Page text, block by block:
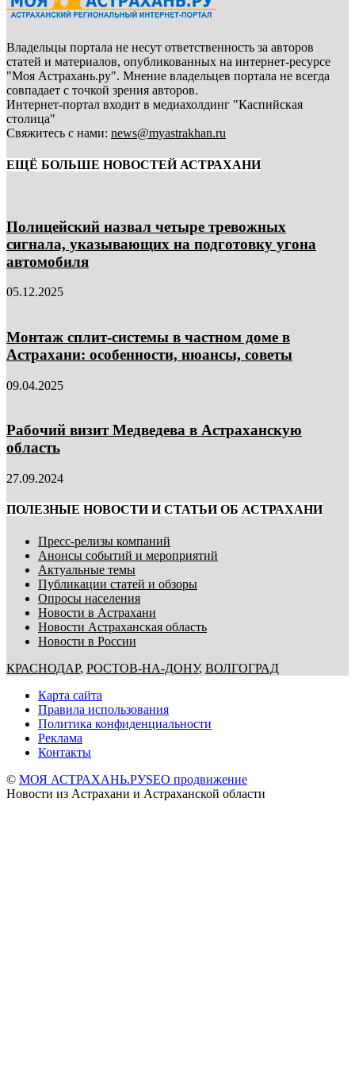
Владельцы портала не несут ответственность за авторов
статей и материалов, опубликованных на интернет-ресурсе
"Моя Астрахань.ру". Мнение владельцев портала не всегда
совпадает с точкой зрения авторов.
Интернет-портал входит в медиахолдинг "Каспийская
столица"
Свяжитесь с нами: news@myastrakhan.ru
ЕЩЁ БОЛЬШЕ НОВОСТЕЙ АСТРАХАНИ
Полицейский назвал четыре тревожных
сигнала, указывающих на подготовку угона
автомобиля
05.12.2025
Монтаж сплит-системы в частном доме в
Астрахани: особенности, нюансы, советы
09.04.2025
Рабочий визит Медведева в Астраханскую
область
27.09.2024
ПОЛЕЗНЫЕ НОВОСТИ И СТАТЬИ ОБ АСТРАХАНИ
Пресс-релизы компаний
Анонсы событий и мероприятий
Актуальные темы
Публикации статей и обзоры
Опросы населения
Новости в Астрахани
Новости Астраханская область
Новости в России
КРАСНОДАР, РОСТОВ-НА-ДОНУ, ВОЛГОГРАД
Карта сайта
Правила использования
Политика конфиденциальности
Реклама
Контакты
© МОЯ АСТРАХАНЬ.РУSEO продвижение
Новости из Астрахани и Астраханской области